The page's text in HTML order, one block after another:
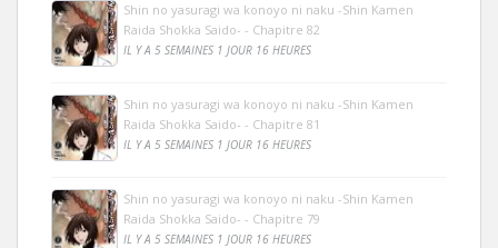
Shin no yasuragi wa konoyo ni naku -Shin Kamen
Raida Shokka Saido- - Chapitre 82
IL Y A 5 SEMAINES 1 JOUR 16 HEURES
Shin no yasuragi wa konoyo ni naku -Shin Kamen
Raida Shokka Saido- - Chapitre 81
IL Y A 5 SEMAINES 1 JOUR 16 HEURES
Shin no yasuragi wa konoyo ni naku -Shin Kamen
Raida Shokka Saido- - Chapitre 79
IL Y A 5 SEMAINES 1 JOUR 16 HEURES